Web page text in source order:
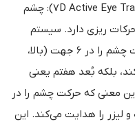
تنها ردیاب ۷ بعدی جهان (7D Active Eye Tracker): چشم
ریزی دارد. سیستم
ردیاب این دستگاه نه تنها حرکات چشم را در ۶ جهت (بالا،
بلکه بُعد هفتم یعنی
این معنی که حرکت چشم را در
لیزر را هدایت می‌کند. این